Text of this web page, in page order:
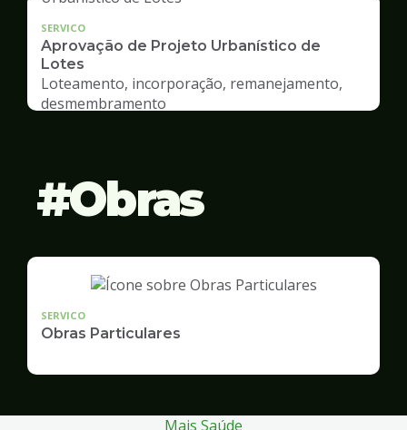
SERVICO
Aprovação de Projeto Urbanístico de
Lotes
Loteamento, incorporação, remanejamento,
desmembramento
Obras
SERVICO
Obras Particulares
Mais Saúde